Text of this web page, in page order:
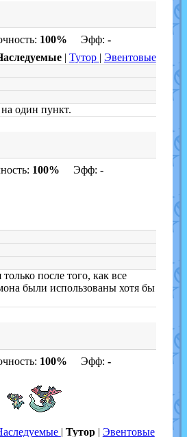
100% Эфф: -
| Тутор | Эвентовые
один пункт.
100% Эфф: -
после того, как все
были использованы хотя бы
100% Эфф: -
| Тутор | Эвентовые